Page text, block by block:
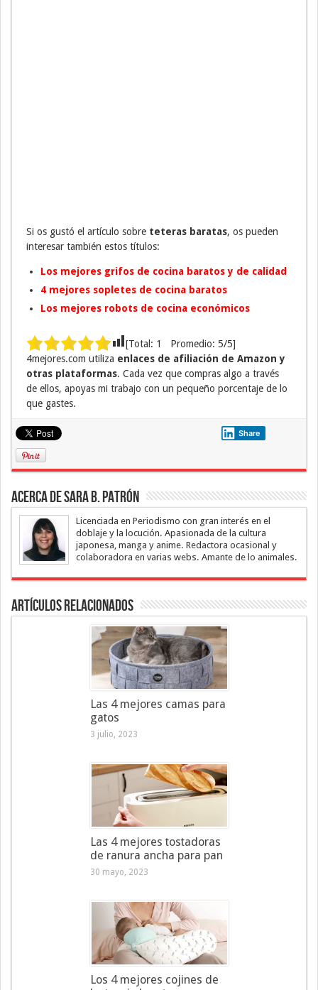
Si os gustó el artículo sobre teteras baratas, os pueden
interesar también estos títulos:
Los mejores grifos de cocina baratos y de calidad
4 mejores sopletes de cocina baratos
Los mejores robots de cocina económicos
[Total: 1 Promedio: 5/5]
4mejores.com utiliza enlaces de afiliación de Amazon y
otras plataformas. Cada vez que compras algo a través
de ellos, apoyas mi trabajo con un pequeño porcentaje de lo
que gastes.
Share
Acerca de Sara B. Patrón
Licenciada en Periodismo con gran interés en el
doblaje y la locución. Apasionada de la cultura
japonesa, manga y anime. Redactora ocasional y
colaboradora en varias webs. Amante de lo animales.
Artículos Relacionados
Las 4 mejores camas para
gatos
3 julio, 2023
Las 4 mejores tostadoras
de ranura ancha para pan
30 mayo, 2023
Los 4 mejores cojines de